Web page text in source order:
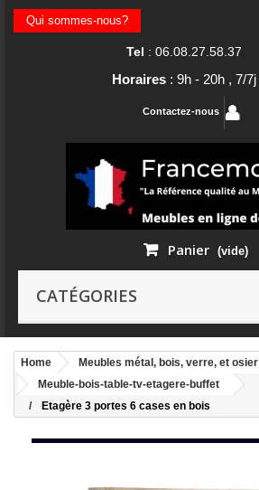
Qui sommes-nous?
Tel : 06.08.27.58.37
Horaires : 9h - 20h , 7/7j
Contactez-nous
Panier (vide)
CATÉGORIES
Home
Meubles métal, bois, verre, et osier
Meuble-bois-table-tv-etagere-buffet
Etagère 3 portes 6 cases en bois